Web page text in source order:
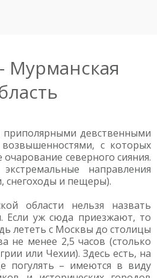
Мурманская
приполярными девственными
с которых
северного сияния.
направления
снегоходы и пещеры).
области нельзя назвать
Если уж сюда приезжают, то
лететь с Москвы до столицы
не менее 2,5 часов (столько
или Чехии). Здесь есть, на
погулять – имеются в виду